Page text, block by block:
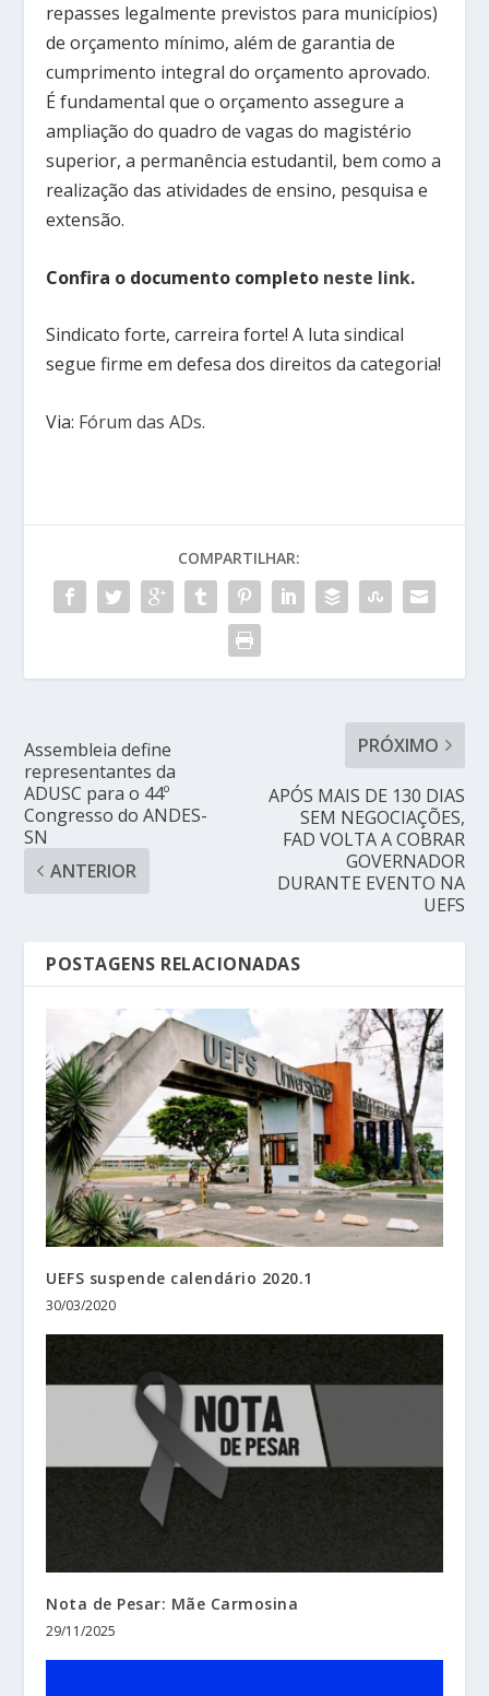
repasses legalmente previstos para municípios)
de orçamento mínimo, além de garantia de
cumprimento integral do orçamento aprovado.
É fundamental que o orçamento assegure a
ampliação do quadro de vagas do magistério
superior, a permanência estudantil, bem como a
realização das atividades de ensino, pesquisa e
extensão.
Confira o documento completo neste link.
Sindicato forte, carreira forte! A luta sindical
segue firme em defesa dos direitos da categoria!
Via: Fórum das ADs.
COMPARTILHAR:
Assembleia define
representantes da
ADUSC para o 44º
Congresso do ANDES-
SN
ANTERIOR
PRÓXIMO
APÓS MAIS DE 130 DIAS
SEM NEGOCIAÇÕES,
FAD VOLTA A COBRAR
GOVERNADOR
DURANTE EVENTO NA
UEFS
POSTAGENS RELACIONADAS
UEFS suspende calendário 2020.1
30/03/2020
Nota de Pesar: Mãe Carmosina
29/11/2025